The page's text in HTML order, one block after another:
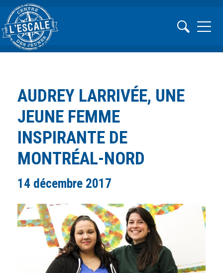
AUDREY LARRIVÉE, UNE
JEUNE FEMME
INSPIRANTE DE
MONTRÉAL-NORD
14 décembre 2017